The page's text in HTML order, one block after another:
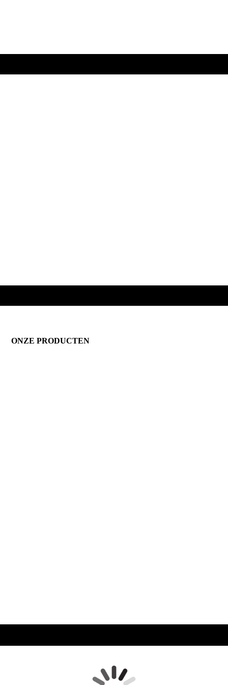
ONZE PRODUCTEN